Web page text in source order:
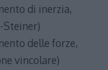
di inerzia,
Steiner)
delle forze,
vincolare)